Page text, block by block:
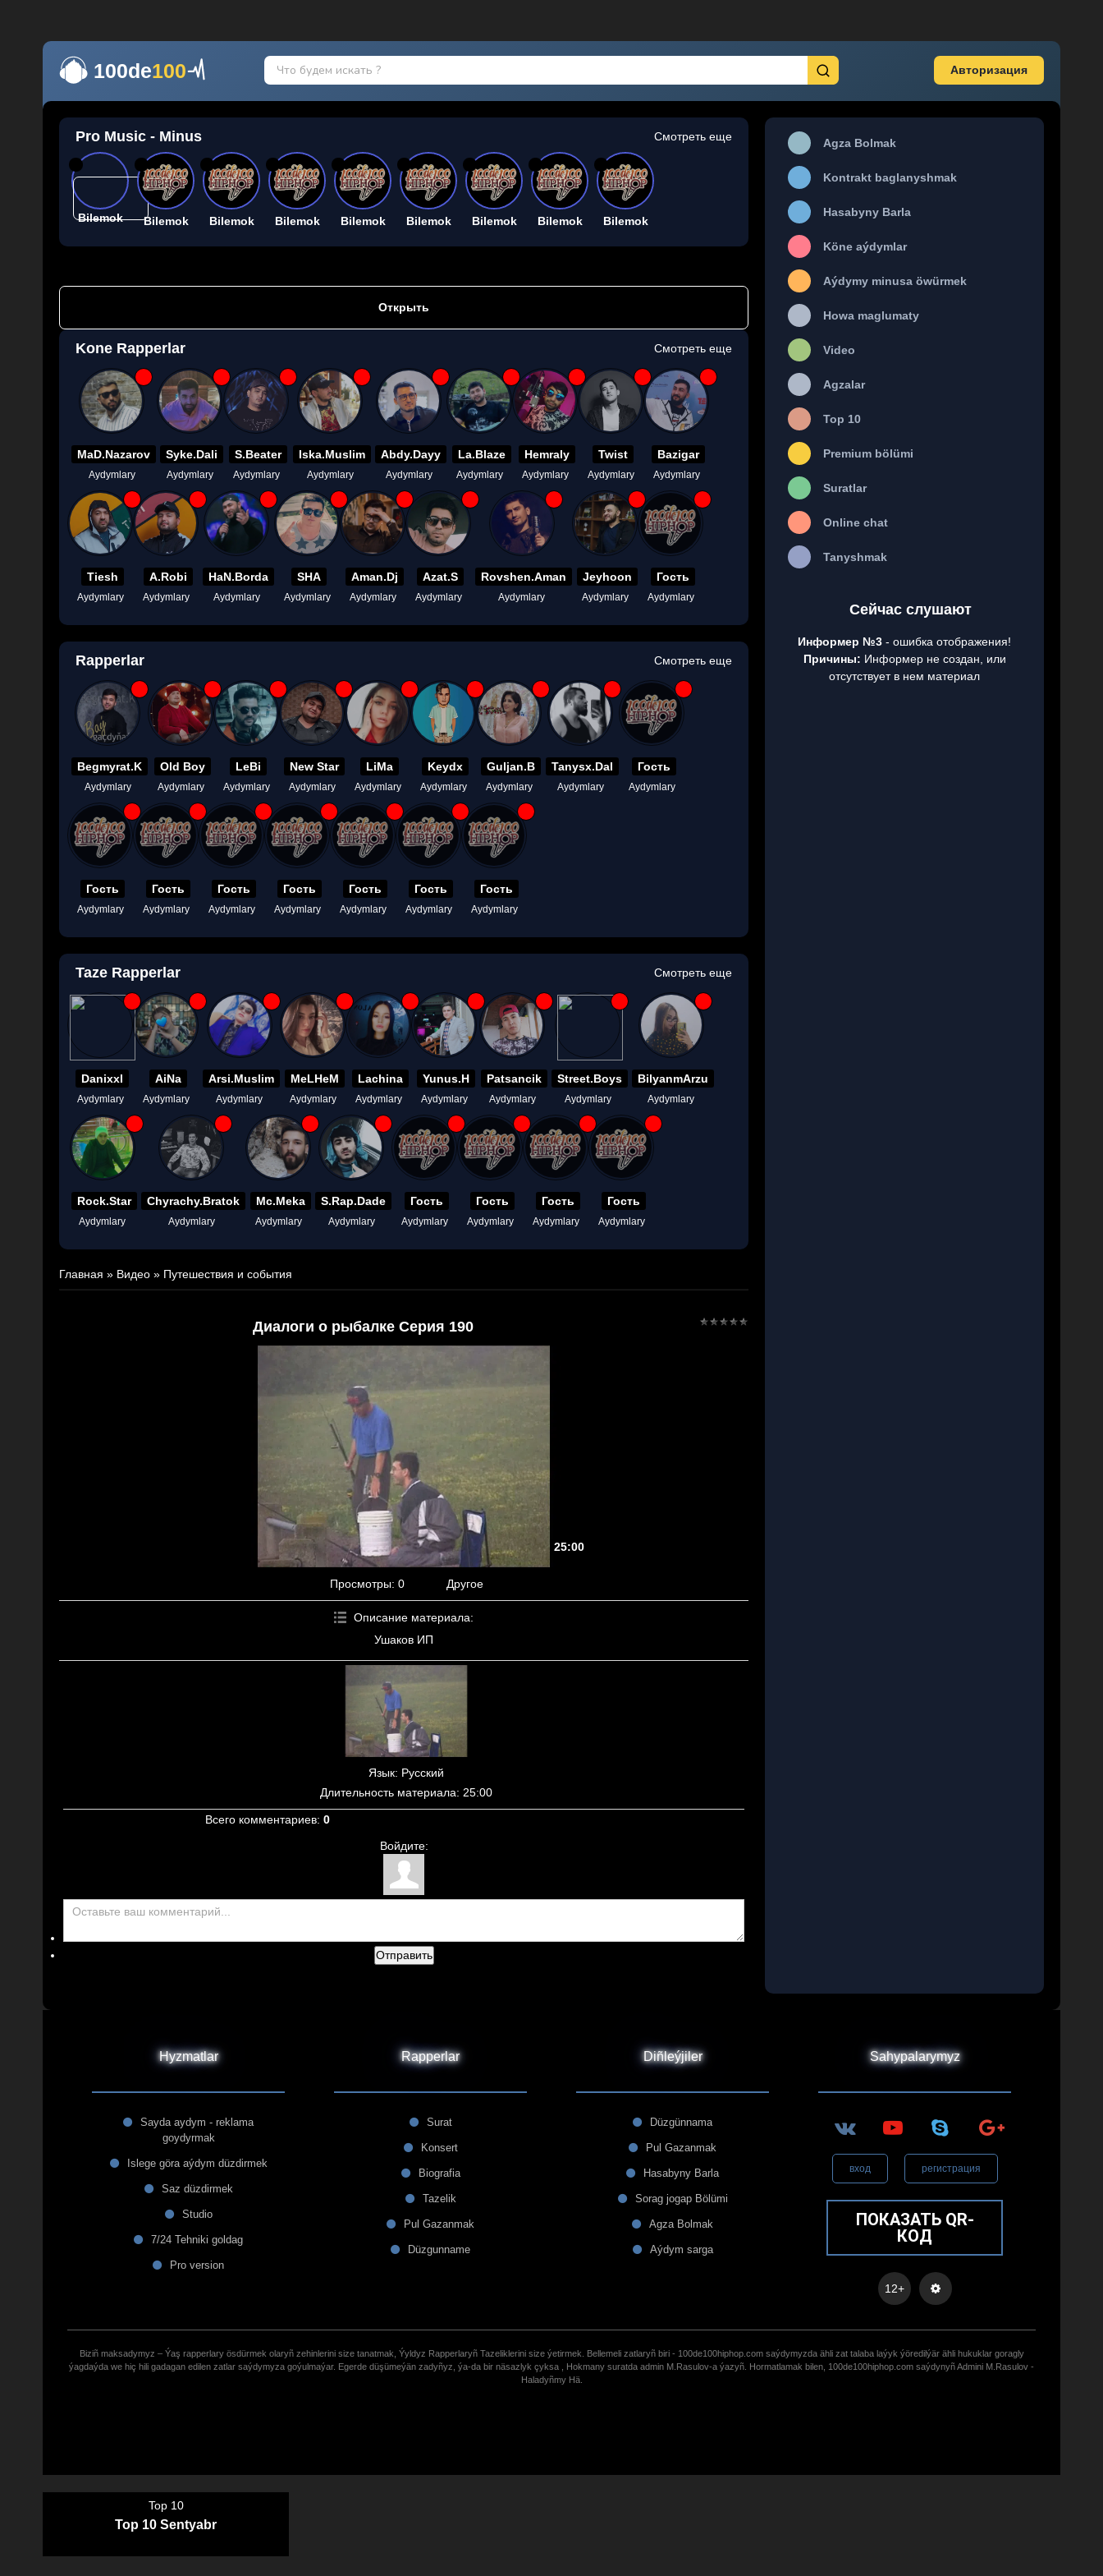
100de100 Авторизация
Pro Music - Minus Смотреть еще
Bilemok Bilemok Bilemok Bilemok Bilemok Bilemok Bilemok Bilemok Bilemok
Открыть
Kone Rapperlar Смотреть еще
MaD.Nazarov
Aydymlary
Syke.Dali
Aydymlary
S.Beater
Aydymlary
Iska.Muslim
Aydymlary
Abdy.Dayy
Aydymlary
La.Blaze
Aydymlary
Hemraly
Aydymlary
Twist
Aydymlary
Bazigar
Aydymlary
Tiesh
Aydymlary
A.Robi
Aydymlary
HaN.Borda
Aydymlary
SHA
Aydymlary
Aman.Dj
Aydymlary
Azat.S
Aydymlary
Rovshen.Aman
Aydymlary
Jeyhoon
Aydymlary
Гость
Aydymlary
Rapperlar Смотреть еще
Begmyrat.K
Aydymlary
Old Boy
Aydymlary
LeBi
Aydymlary
New Star
Aydymlary
LiMa
Aydymlary
Keydx
Aydymlary
Guljan.B
Aydymlary
Tanysx.Dal
Aydymlary
Гость
Aydymlary
Гость
Aydymlary
Гость
Aydymlary
Гость
Aydymlary
Гость
Aydymlary
Гость
Aydymlary
Гость
Aydymlary
Гость
Aydymlary
Taze Rapperlar Смотреть еще
Danixxl
Aydymlary
AiNa
Aydymlary
Arsi.Muslim
Aydymlary
MeLHeM
Aydymlary
Lachina
Aydymlary
Yunus.H
Aydymlary
Patsancik
Aydymlary
Street.Boys
Aydymlary
BilyanmArzu
Aydymlary
Rock.Star
Aydymlary
Chyrachy.Bratok
Aydymlary
Mc.Meka
Aydymlary
S.Rap.Dade
Aydymlary
Гость
Aydymlary
Гость
Aydymlary
Гость
Aydymlary
Гость
Aydymlary
Главная » Видео » Путешествия и события
Диалоги о рыбалке Серия 190
25:00
Просмотры: 0 Другое
Описание материала:
Ушаков ИП
Язык: Русский
Длительность материала: 25:00
Всего комментариев: 0
Войдите:
Отправить
Agza Bolmak
Kontrakt baglanyshmak
Hasabyny Barla
Köne aýdymlar
Aýdymy minusa öwürmek
Howa maglumaty
Video
Agzalar
Top 10
Premium bölümi
Suratlar
Online chat
Tanyshmak
Сейчас слушают
Информер №3 - ошибка отображения!
Причины: Информер не создан, или
отсутствует в нем материал
Hyzmatlar
Sayda aydym - reklama
goydyrmak
Islege göra aýdym düzdirmek
Saz düzdirmek
Studio
7/24 Tehniki goldag
Pro version
Rapperlar
Surat
Konsert
Biografia
Tazelik
Pul Gazanmak
Düzgunname
Diñleýjiler
Düzgünnama
Pul Gazanmak
Hasabyny Barla
Sorag jogap Bölümi
Agza Bolmak
Aýdym sarga
Sahypalarymyz
вход регистрация
ПОКАЗАТЬ QR-
КОД
12+
Biziñ maksadymyz – Ýaş rapperlary ösdürmek olaryñ zehinlerini size tanatmak, Ýyldyz Rapperlaryñ Tazeliklerini size ýetirmek. Bellemeli zatlaryñ biri - 100de100hiphop.com saýdymyzda ähli zat talaba laýyk ýöredilýär ähli hukuklar goragly
ýagdaýda we hiç hili gadagan edilen zatlar saýdymyza goýulmaýar. Egerde düşümeýän zadyñyz, ýa-da bir näsazlyk çyksa , Hokmany suratda admin M.Rasulov-a ýazyñ. Hormatlamak bilen, 100de100hiphop.com saýdynyñ Admini M.Rasulov -
Haladyñmy Hä.
Top 10
Top 10 Sentyabr